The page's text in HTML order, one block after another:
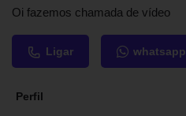
Oi fazemos chamada de vídeo
Ligar whatsapp
Perfil